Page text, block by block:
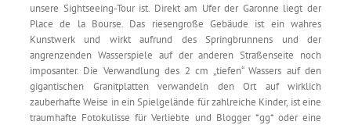
unsere Sightseeing-Tour ist. Direkt am Ufer der Garonne liegt der
Place de la Bourse. Das riesengroße Gebäude ist ein wahres
Kunstwerk und wirkt aufrund des Springbrunnens und der
angrenzenden Wasserspiele auf der anderen Straßenseite noch
imposanter. Die Verwandlung des 2 cm „tiefen“ Wassers auf den
gigantischen Granitplatten verwandeln den Ort auf wirklich
zauberhafte Weise in ein Spielgelände für zahlreiche Kinder, ist eine
traumhafte Fotokulisse für Verliebte und Blogger *gg* oder eine